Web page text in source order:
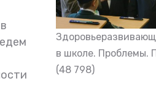
в школе. Проблемы.
(48 798)